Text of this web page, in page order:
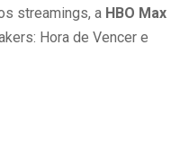
streamings, a HBO Max
Hora de Vencer e